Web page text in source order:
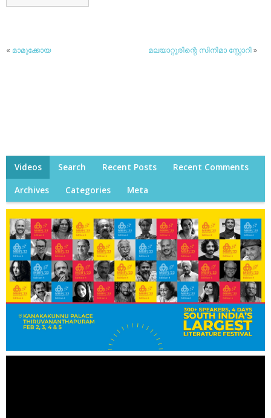
« മാമുക്കോയ മലയാറ്റൂരിന്റെ സിനിമാ സ്റ്റോറി»
Videos Search Recent Posts Recent Comments
Archives Categories Meta